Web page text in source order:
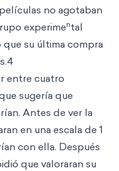
no agotaban
experimental
su última compra
entre cuatro
sugería que
Antes de ver la
en una escala de 1
con ella. Después
que valoraran su